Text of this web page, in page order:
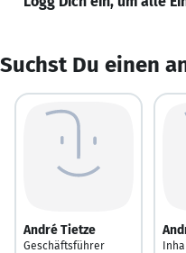
Suchst Du einen
André Tietze
Geschäftsführer